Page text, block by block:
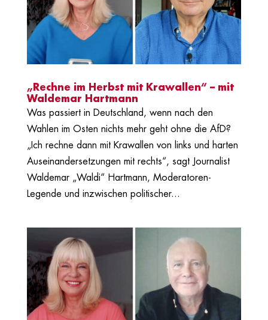
„Rechne im Herbst mit Krawallen“ – mit
Waldemar Hartmann
Was passiert in Deutschland, wenn nach den
Wahlen im Osten nichts mehr geht ohne die AfD?
„Ich rechne dann mit Krawallen von links und harten
Auseinandersetzungen mit rechts“, sagt Journalist
Waldemar „Waldi“ Hartmann, Moderatoren-
Legende und inzwischen politischer...